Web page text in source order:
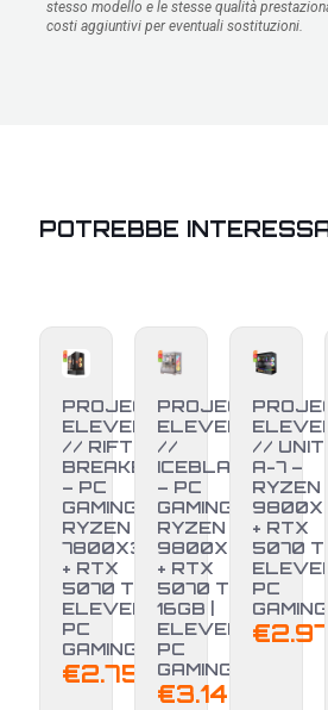
stesso modello e le stesse qualità
costi aggiuntivi per eventuali sostituzioni.
POTREBBE
NUOVO
PROJECT
ELEVEN
// RIFT
BREAKER
– PC
GAMING
RYZEN 7
7800X3D
+ RTX
5070 TI |
ELEVEN
PC
GAMING
€2.750,00
PROJECT
ELEVEN
//
ICEBLADE
– PC
GAMING
RYZEN 7
9800X3D
+ RTX
5070 TI
16GB |
ELEVEN
PC
GAMING
€3.149,00
ELEVEN
// UNITÀ
A-7 –
RYZEN 7
+ RTX
5070 TI |
ELEVEN
PC
GAMING
€